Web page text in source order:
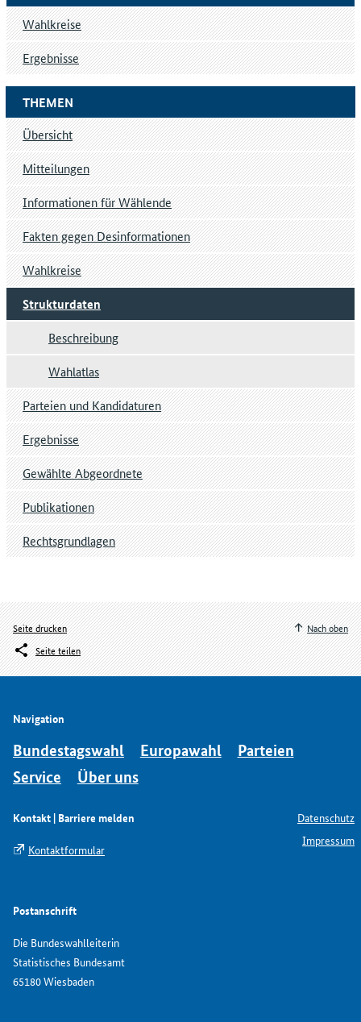
THEMEN
Übersicht
Mitteilungen
Informationen für Wählende
Fakten gegen Desinformationen
Wahlkreise
Strukturdaten
Beschreibung
Wahlatlas
Parteien und Kandidaturen
Ergebnisse
Gewählte Abgeordnete
Publikationen
Rechtsgrundlagen
Wahlkreise
Ergebnisse
Seite drucken
Seite teilen
Nach oben
Navigation
Bundestagswahl Europawahl
Parteien
Service
Über uns
Kontakt | Barriere melden
Kontaktformular
Postanschrift
Die Bundeswahlleiterin
Statistisches Bundesamt
65180 Wiesbaden
Datenschutz
Impressum